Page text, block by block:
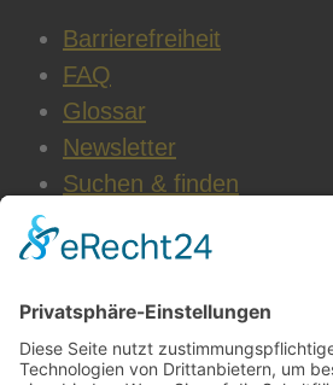
Barrierefreiheit
FAQ
Glossar
Newsletter
Suchen & finden
WEITERE INFOS
Datenschutz